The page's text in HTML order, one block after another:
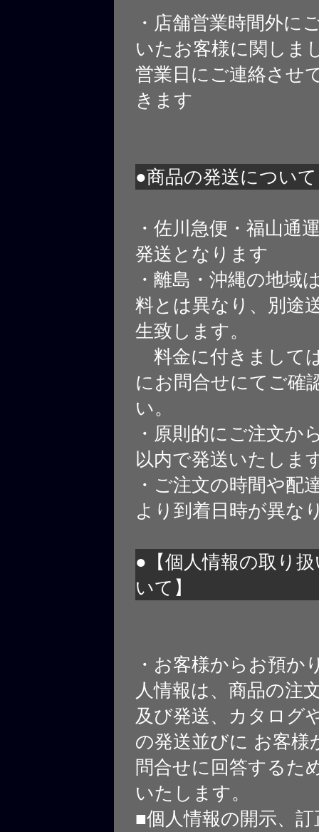
・店舗営業時間外に
いたお客様に関しま
営業日にご連絡させ
きます
●商品の発送について
・佐川急便・福山通
発送となります
・離島・沖縄の地域
料とは異なり、別途
生致します。
料金に付きまして
にお問合せにてご確
い。
・原則的にご注文か
以内で発送いたしま
・ご注文の時間や配
より到着日時が異な
●【個人情報の取り
いて】
・お客様からお預か
人情報は、商品の注
及び発送、カタログ
の発送並びに お客様
問合せに回答するた
いたします。
■個人情報の開示、